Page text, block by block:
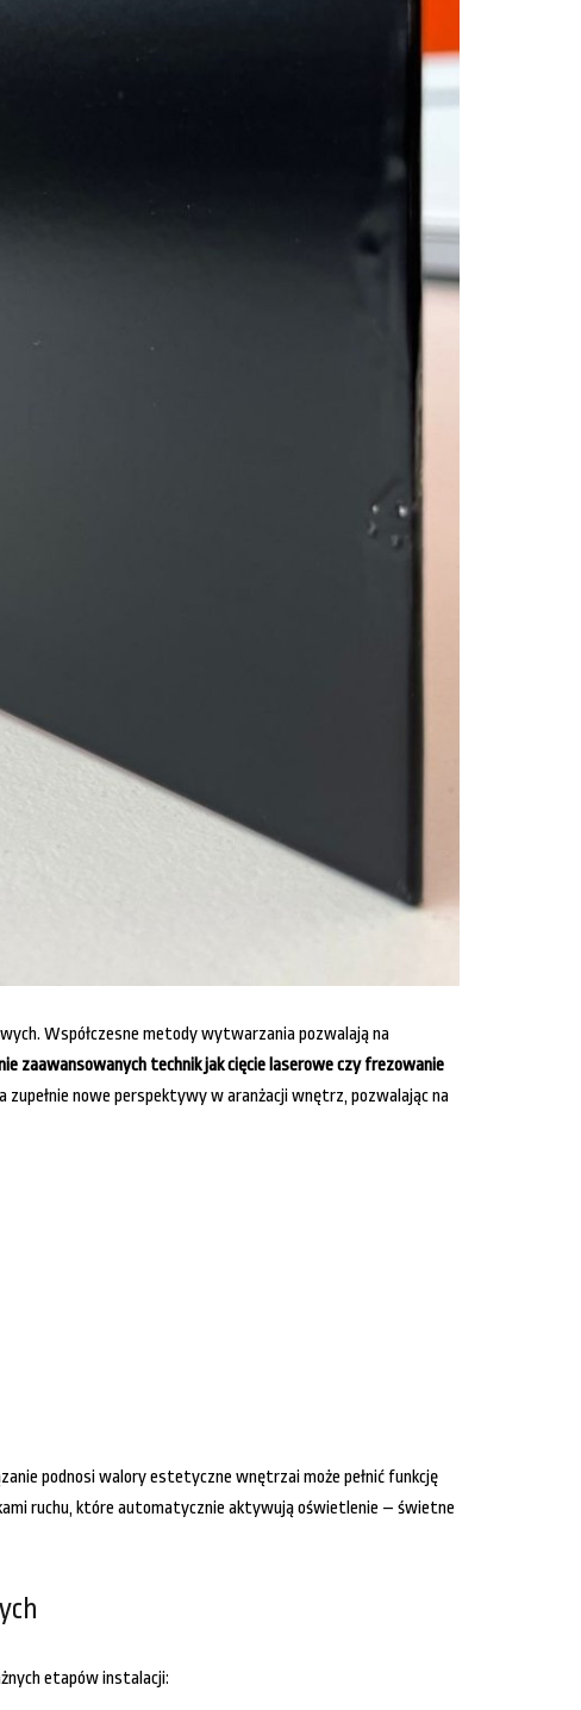
Współczesne metody wytwarzania pozwalają na
zaawansowanych technik jak cięcie laserowe czy frezowanie
zupełnie nowe perspektywy w aranżacji wnętrz, pozwalając na
podnosi walory estetyczne wnętrzai może pełnić funkcję
ruchu, które automatycznie aktywują oświetlenie – świetne
etapów instalacji: